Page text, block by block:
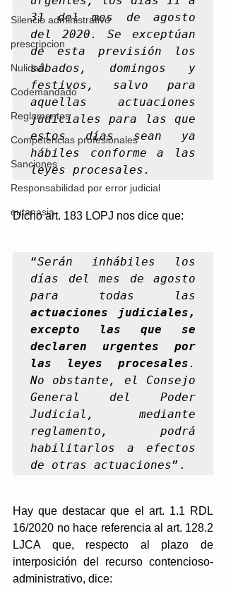
Silencio administrativo
prescripcion
Nulidad
Codemandado
Reglamentos
Competencias profesionales
Sanciones
Responsabilidad por error judicial
eutanasia
31 del mes de agosto
del 2020. Se exceptúan
de esta previsión los
sábados, domingos y
festivos, salvo para
aquellas actuaciones
judiciales para las que
estos días sean ya
hábiles conforme a las
leyes procesales.
Dicho art. 183 LOPJ nos dice que:
“Serán inhábiles los
días del mes de agosto
actuaciones judiciales,
excepto las que se
declaren urgentes por
las leyes procesales.
No obstante, el Consejo
General del Poder
Judicial, mediante
reglamento, podrá
habilitarlos a efectos
de otras actuaciones”.
Hay que destacar que el art. 1.1 RDL
16/2020 no hace referencia al art. 128.2
LJCA que, respecto al plazo de
interposición del recurso contencioso-
administrativo, dice: